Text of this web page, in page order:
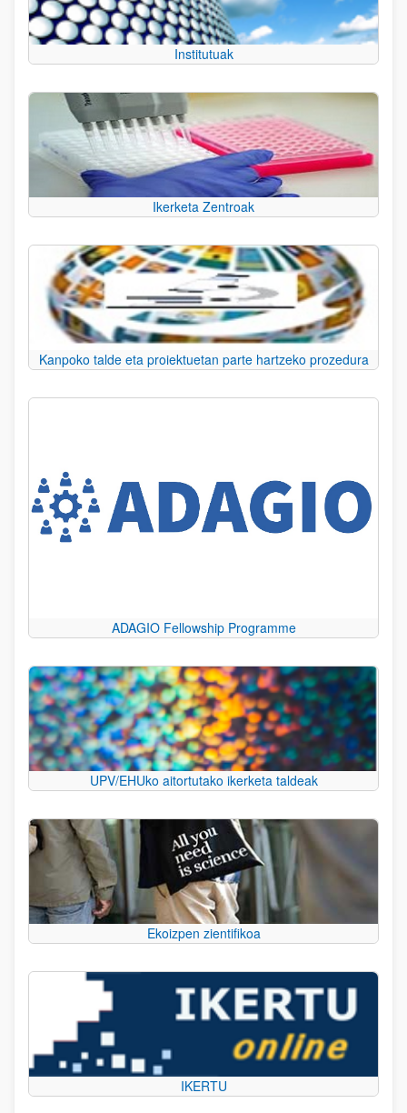
Institutuak
Ikerketa Zentroak
Kanpoko talde eta proiektuetan parte hartzeko prozedura
ADAGIO Fellowship Programme
UPV/EHUko aitortutako ikerketa taldeak
Ekoizpen zientifikoa
IKERTU